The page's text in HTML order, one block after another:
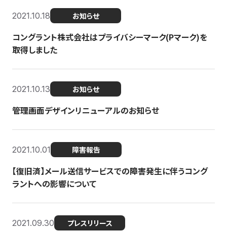
2021.10.18 お知らせ
コングラント株式会社はプライバシーマーク(Pマーク)を
取得しました
2021.10.13 お知らせ
管理画面デザインリニューアルのお知らせ
2021.10.01 障害報告
【復旧済】メール送信サービスでの障害発生に伴うコング
ラントへの影響について
2021.09.30 プレスリリース